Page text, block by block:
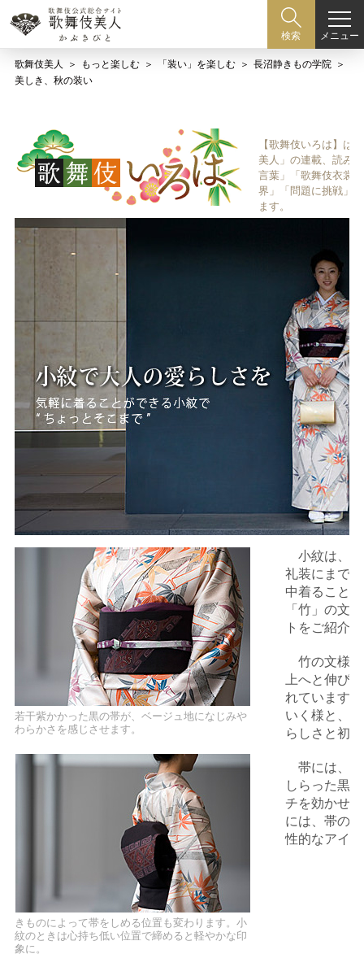
検索 メニュー
歌舞伎美人 もっと楽しむ 「装い」を楽しむ
長沼静きもの学院
美しき、秋の装い
【歌舞伎いろは】は
美人」の連載、読み
言葉」「歌舞伎衣裳
界」「問題に挑戦」
ます。
若干紫かかった黒の帯が、ベージュ地になじみや
わらかさを感じさせます。
きものによって帯をしめる位置も変わります。小
紋のときは心持ち低い位置で締めると軽やかな印
象に。
小紋は、そ
礼装にまで
中着ること
「竹」の文
トをご紹介
竹の文様は
上へと伸び
れています
いく様と、
らしさと初
帯には、和
しらった黒
チを効かせ
には、帯の
性的なアイ